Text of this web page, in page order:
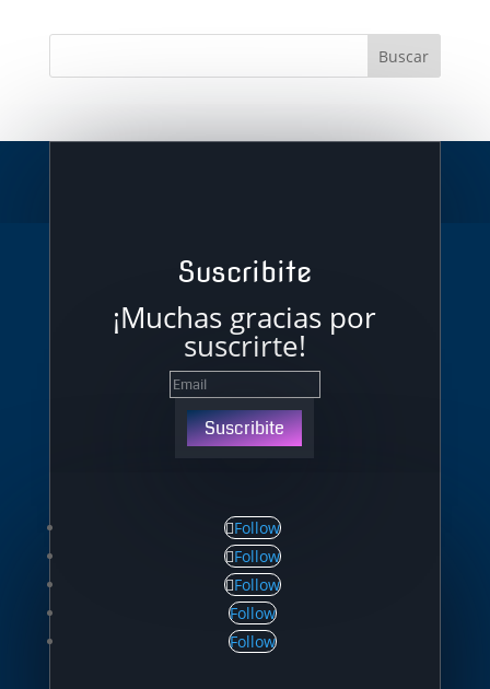
Suscribite
¡Muchas gracias por
suscrirte!
Suscribite
Follow
Follow
Follow
Follow
Follow